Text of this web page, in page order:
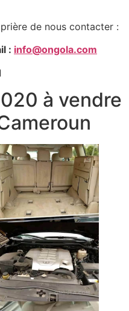
de nous contacter :
: info@ongola.com
à vendre